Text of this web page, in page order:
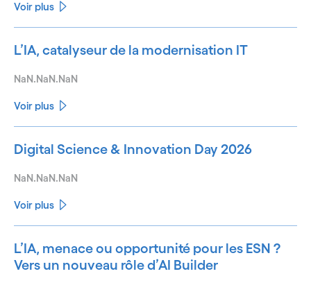
Voir plus
L’IA, catalyseur de la modernisation IT
NaN.NaN.NaN
Voir plus
Digital Science & Innovation Day 2026
NaN.NaN.NaN
Voir plus
L’IA, menace ou opportunité pour les ESN ?
Vers un nouveau rôle d’AI Builder